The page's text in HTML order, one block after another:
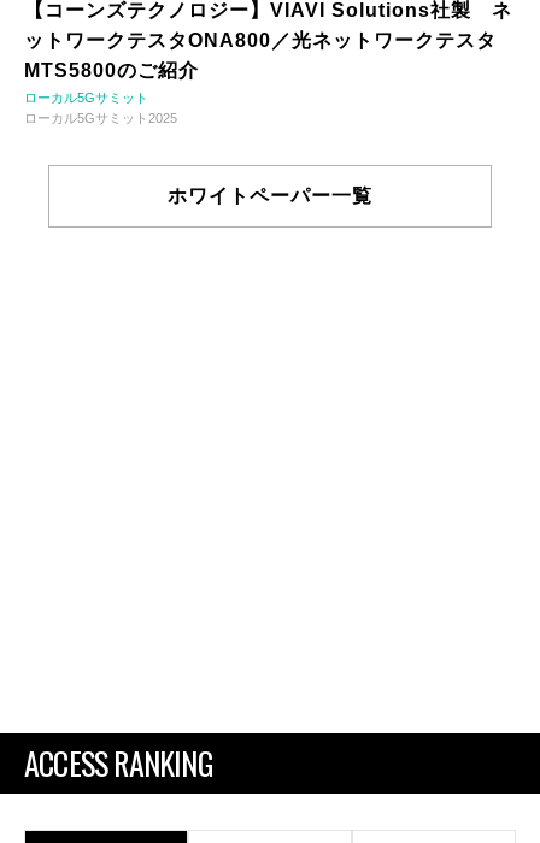
【コーンズテクノロジー】VIAVI Solutions社製 ネ
ットワークテスタONA800／光ネットワークテスタ
MTS5800のご紹介
ローカル5Gサミット
ローカル5Gサミット2025
ホワイトペーパー一覧
ACCESS RANKING